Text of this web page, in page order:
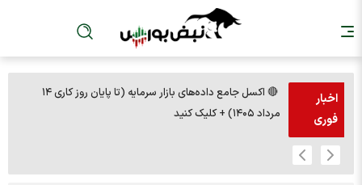
اخبار
فوری
🔴 اکسل جامع داده‌های بازار سرمایه (تا پایان روز کاری ۱۴
مرداد ۱۴۰۵) + کلیک کنید